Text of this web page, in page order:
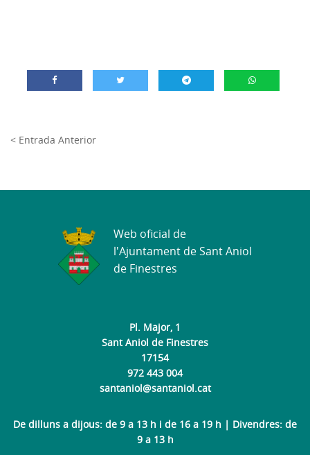
< Entrada Anterior
Pl. Major, 1
Sant Aniol de Finestres
17154
972 443 004
santaniol@santaniol.cat
De dilluns a dijous: de 9 a 13 h i de 16 a 19 h | Divendres: de
9 a 13 h
Web oficial de
l'Ajuntament de Sant Aniol
de Finestres